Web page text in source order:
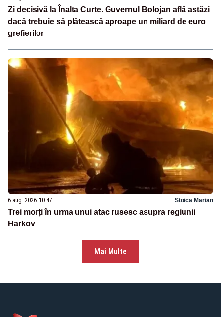
Zi decisivă la Înalta Curte. Guvernul Bolojan află astăzi
dacă trebuie să plătească aproape un miliard de euro
grefierilor
6 aug. 2026, 10:47 Stoica Marian
Trei morți în urma unui atac rusesc asupra regiunii
Harkov
Mai Multe